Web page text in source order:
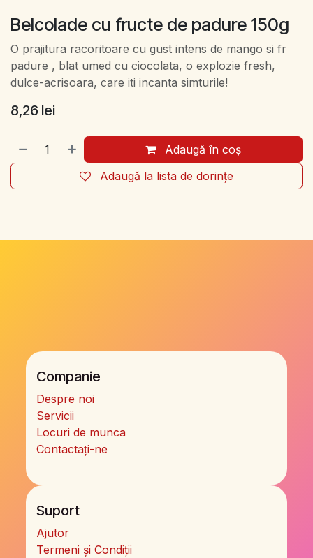
Belcolade cu fructe de padure 150g
O prajitura racoritoare cu gust intens de mango si fr
padure , blat umed cu ciocolata, o explozie fresh,
dulce-acrisoara, care iti incanta simturile!
8,26 lei
Adaugă în coș
Adaugă la lista de dorințe
Companie
Despre noi
Servicii
Locuri de munca
Contactați-ne
Suport
Ajutor
Termeni și Condiții